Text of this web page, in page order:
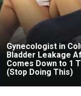
Gynecologist in
Bladder Leakage
Comes Down to 1
(Stop Doing This)